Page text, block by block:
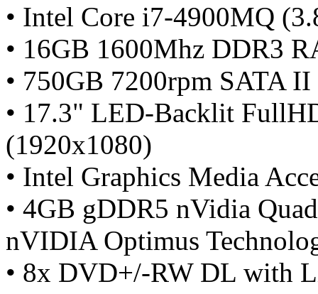
• Intel Core i7-4900MQ
• 16GB 1600Mhz DDR3
• 750GB 7200rpm SATA
• 17.3" LED-Backlit
(1920x1080)
• Intel Graphics Media
• 4GB gDDR5 nVidia
nVIDIA Optimus
• 8x DVD+/-RW DL with